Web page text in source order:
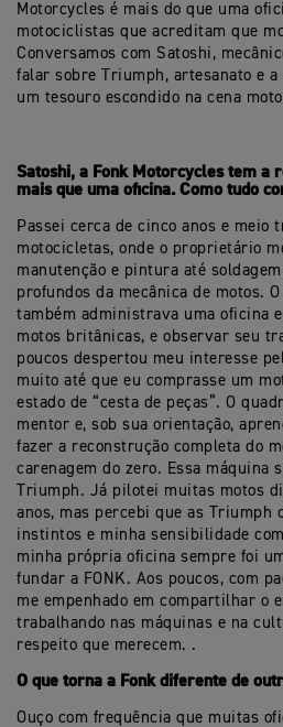
Motorcycles é mais do que uma
motociclistas que acreditam que
Conversamos com Satoshi,
falar sobre Triumph, artesanato e
um tesouro escondido na cena
Satoshi, a Fonk Motorcycles tem a
mais que uma oficina. Como tudo
Passei cerca de cinco anos e meio
motocicletas, onde o proprietário
manutenção e pintura até
profundos da mecânica de motos.
também administrava uma oficina
motos britânicas, e observar seu
poucos despertou meu interesse
muito até que eu comprasse um
estado de “cesta de peças”. O
mentor e, sob sua orientação,
fazer a reconstrução completa do
carenagem do zero. Essa máquina
Triumph. Já pilotei muitas motos
anos, mas percebi que as Triumph
instintos e minha sensibilidade
minha própria oficina sempre foi
fundar a FONK. Aos poucos, com
me empenhado em compartilhar o
trabalhando nas máquinas e na
respeito que merecem. .
O que torna a Fonk diferente de
Ouço com frequência que muitas